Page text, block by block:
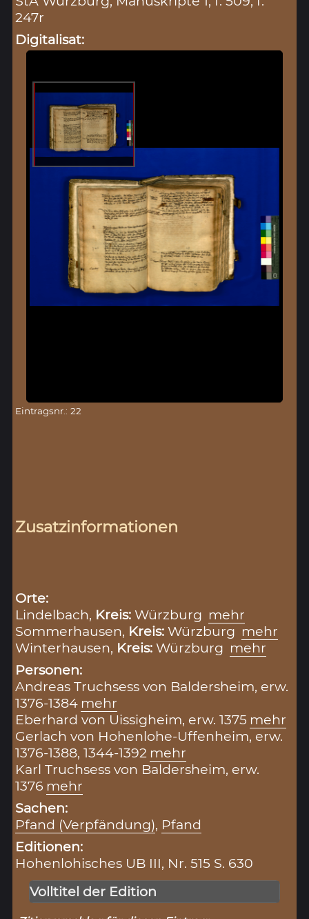
247r
Digitalisat:
Eintragsnr.: 22
Zusatzinformationen
Orte:
Lindelbach, Kreis:Würzburg mehr
Sommerhausen, Kreis:Würzburg mehr
Winterhausen, Kreis:Würzburg mehr
Personen:
Andreas Truchsess von Baldersheim, erw.
1376-1384 mehr
Eberhard von Uissigheim, erw. 1375 mehr
Gerlach von Hohenlohe-Uffenheim, erw.
1376-1388, 1344-1392 mehr
Karl Truchsess von Baldersheim, erw.
1376 mehr
Sachen:
Pfand (Verpfändung), Pfand
Editionen:
Hohenlohisches UB III, Nr. 515 S. 630
Volltitel der Edition